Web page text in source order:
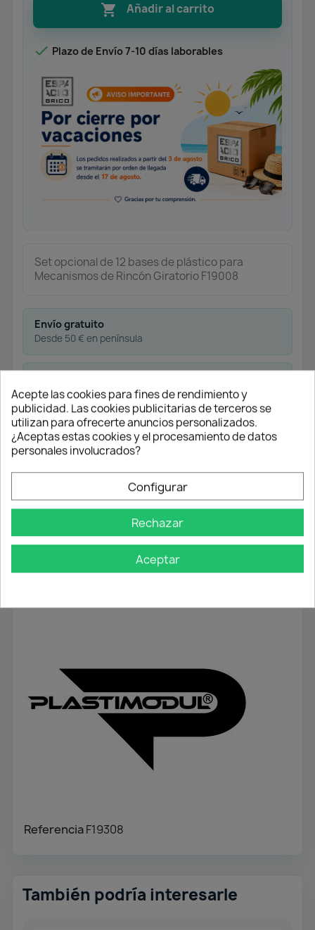
 Añadir al carrito
 Plazo de Envío 7-10 días laborables
Set opcional de 12 bases de plástico para
Mecanismos de Rincón Giratorio F19008
Envío gratuito
Desde 50 € en península
Transferencia
Contra reembolso
Te ayudamos con cualquier duda
Detalles del producto
ReferenciaF19308
También podría interesarle
Acepte las cookies para fines de rendimiento y
publicidad. Las cookies publicitarias de terceros se
utilizan para ofrecerte anuncios personalizados.
¿Aceptas estas cookies y el procesamiento de datos
personales involucrados?
Configurar
Rechazar
Aceptar